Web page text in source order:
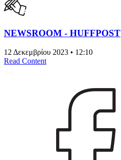
NEWSROOM - HUFFPOST
12 Δεκεμβρίου 2023 • 12:10
Read Content